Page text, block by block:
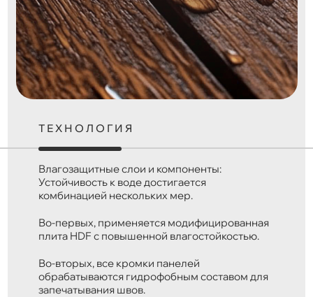
ТЕХНОЛОГИЯ
Влагозащитные слои и компоненты:
Устойчивость к воде достигается
комбинацией нескольких мер.
Во-первых, применяется модифицированная
плита HDF с повышенной влагостойкостью.
Во-вторых, все кромки панелей
обрабатываются гидрофобным составом для
запечатывания швов.